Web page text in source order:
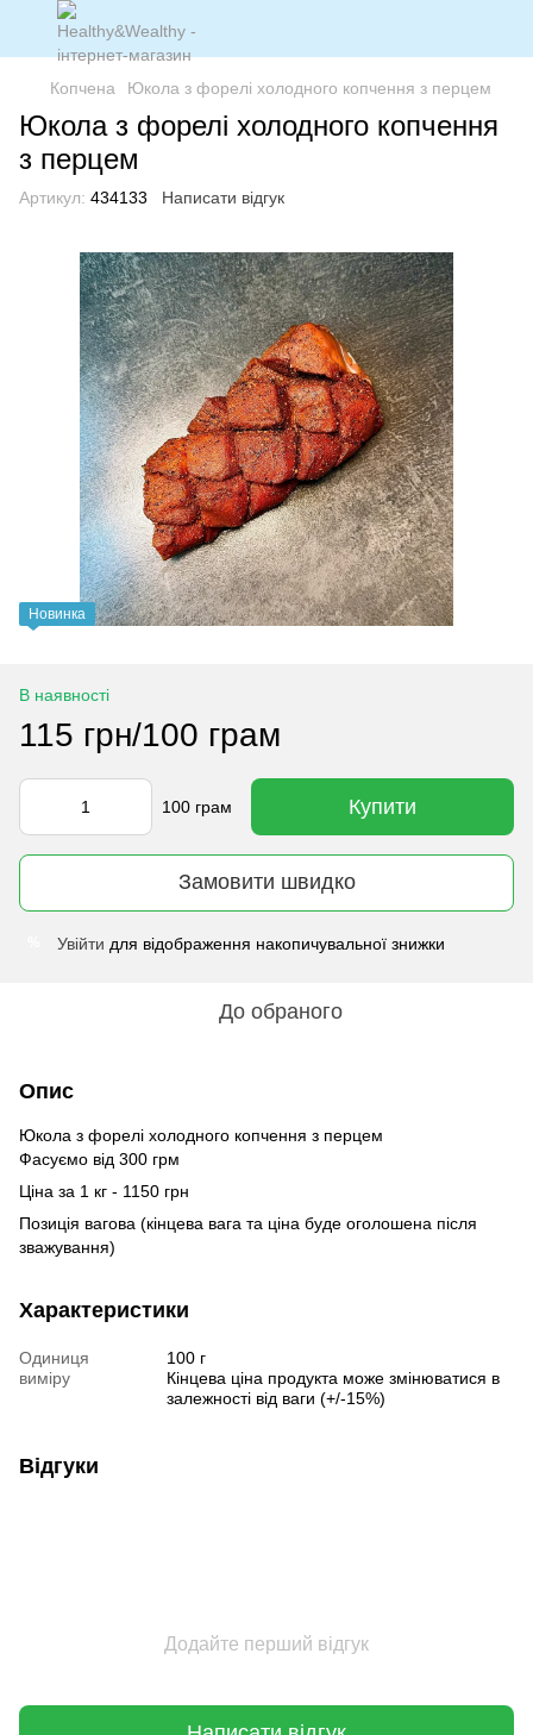
Копчена Юкола з форелі холодного копчення з перцем
Юкола з форелі холодного копчення
з перцем
Артикул: 434133 Написати відгук
Новинка
В наявності
115 грн/100 грам
100 грам Купити
Замовити швидко
Увійти для відображення накопичувальної знижки
До обраного
Опис
Юкола з форелі холодного копчення з перцем
Фасуємо від 300 грм
Ціна за 1 кг - 1150 грн
Позиція вагова (кінцева вага та ціна буде оголошена після
зважування)
Характеристики
Одиниця
виміру
100 г
Кінцева ціна продукта може змінюватися в
залежності від ваги (+/-15%)
Відгуки
Додайте перший відгук